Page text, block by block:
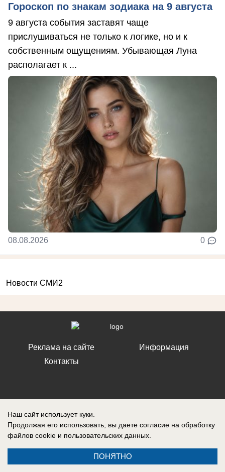
Гороскоп по знакам зодиака на 9 августа
9 августа события заставят чаще
прислушиваться не только к логике, но и к
собственным ощущениям. Убывающая Луна
располагает к ...
08.08.2026 0
Новости СМИ2
Реклама на сайте
Контакты
Информация
Запись о регистрации СМИ: ЭЛ № ФС 77 – 86242, выдано
Федеральной службой по надзору в сфере связи, информационных
технологий и массовых коммуникаций (Роскомнадзор) 10 ноября 2023
г.
Наш сайт использует куки.
Продолжая его использовать, вы даете согласие на обработку
файлов cookie и пользовательских данных.
ПОНЯТНО